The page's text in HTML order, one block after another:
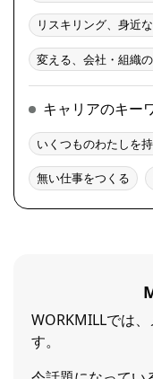
リスキリング、身近
変える、会社・組織
キャリアのキー
いくつものわたしを
無い仕事をつくる
WORKMILLでは
す。